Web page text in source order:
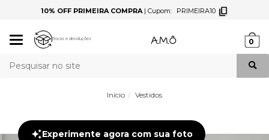
PRIMEIRA10 PIX PARCELADO| ATÉ10X SEM JUROS
Mudar
Trocas e devoluções 0
Início Vestidos
Experimente agora com sua foto